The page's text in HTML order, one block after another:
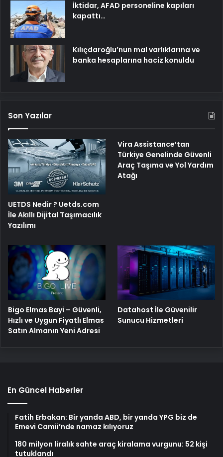
İktidar, AFAD personeline kapıları
kapattı…
Kılıçdaroğlu’nun mal varlıklarına ve
banka hesaplarına haciz konuldu
Son Yazılar
UETDS Nedir ? Uetds.com
İle Akıllı Dijital Taşımacılık
Yazılımı
Vira Assistance’tan
Türkiye Genelinde Güvenli
Araç Taşıma ve Yol Yardım
Atağı
Bigo Elmas Bayi – Güvenli,
Hızlı ve Uygun Fiyatlı Elmas
Satın Almanın Yeni Adresi
Datahost İle Güvenilir
Sunucu Hizmetleri
En Güncel Haberler
Fatih Erbakan: Bir yanda ABD, bir yanda YPG biz de
Emevi Camii’nde namaz kılıyoruz
180 milyon liralık sahte araç kiralama vurgunu: 52 kişi
tutuklandı